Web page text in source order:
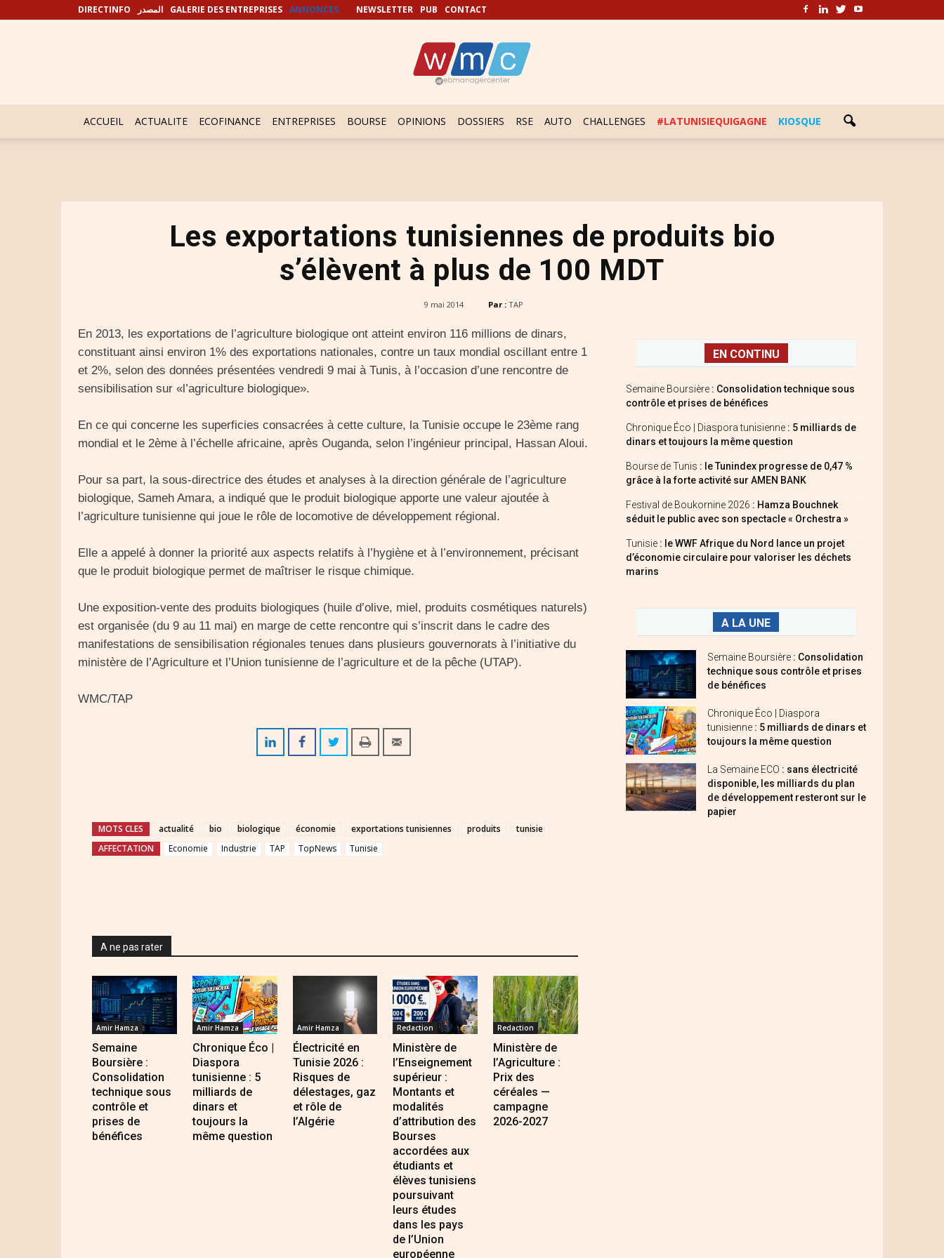
DIRECTINFO المصدر GALERIE DES ENTREPRISES ANNONCES NEWSLETTER PUB CONTACT
ACCUEIL ACTUALITE ECOFINANCE ENTREPRISES BOURSE OPINIONS DOSSIERS RSE AUTO CHALLENGES #LATUNISIEQUIGAGNE KIOSQUE
Les exportations tunisiennes de produits bio
s’élèvent à plus de 100 MDT
9 mai 2014 Par : TAP
En 2013, les exportations de l’agriculture biologique ont atteint environ 116 millions de dinars,
constituant ainsi environ 1% des exportations nationales, contre un taux mondial oscillant entre 1
et 2%, selon des données présentées vendredi 9 mai à Tunis, à l’occasion d’une rencontre de
sensibilisation sur «l’agriculture biologique».
En ce qui concerne les superficies consacrées à cette culture, la Tunisie occupe le 23ème rang
mondial et le 2ème à l’échelle africaine, après Ouganda, selon l’ingénieur principal, Hassan Aloui.
Pour sa part, la sous-directrice des études et analyses à la direction générale de l’agriculture
biologique, Sameh Amara, a indiqué que le produit biologique apporte une valeur ajoutée à
l’agriculture tunisienne qui joue le rôle de locomotive de développement régional.
Elle a appelé à donner la priorité aux aspects relatifs à l’hygiène et à l’environnement, précisant
que le produit biologique permet de maîtriser le risque chimique.
Une exposition-vente des produits biologiques (huile d’olive, miel, produits cosmétiques naturels)
est organisée (du 9 au 11 mai) en marge de cette rencontre qui s’inscrit dans le cadre des
manifestations de sensibilisation régionales tenues dans plusieurs gouvernorats à l’initiative du
ministère de l’Agriculture et l’Union tunisienne de l’agriculture et de la pêche (UTAP).
WMC/TAP
MOTS CLES actualité bio biologique économie exportations tunisiennes produits
tunisie
AFFECTATION
Economie Industrie TAP TopNews Tunisie
A ne pas rater
Amir Hamza
Semaine
Boursière :
Consolidation
technique sous
contrôle et
prises de
bénéfices
Amir Hamza
Chronique Éco |
Diaspora
tunisienne : 5
milliards de
dinars et
toujours la
même question
Amir Hamza
Électricité en
Tunisie 2026 :
Risques de
délestages, gaz
et rôle de
l’Algérie
Redaction
Ministère de
l’Enseignement
supérieur :
Montants et
modalités
d’attribution des
Bourses
accordées aux
étudiants et
élèves tunisiens
poursuivant
leurs études
dans les pays
de l’Union
européenne
Redaction
Ministère de
l’Agriculture :
Prix des
céréales —
campagne
2026-2027
EN CONTINU
Semaine Boursière : Consolidation technique sous
contrôle et prises de bénéfices
Chronique Éco | Diaspora tunisienne : 5 milliards de
dinars et toujours la même question
Bourse de Tunis : le Tunindex progresse de 0,47 %
grâce à la forte activité sur AMEN BANK
Festival de Boukornine 2026 : Hamza Bouchnek
séduit le public avec son spectacle « Orchestra »
Tunisie : le WWF Afrique du Nord lance un projet
d’économie circulaire pour valoriser les déchets
marins
A LA UNE
Semaine Boursière : Consolidation
technique sous contrôle et prises
de bénéfices
Chronique Éco | Diaspora
tunisienne : 5 milliards de dinars et
toujours la même question
La Semaine ECO : sans électricité
disponible, les milliards du plan
de développement resteront sur le
papier